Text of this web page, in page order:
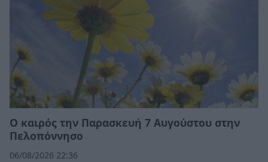
Ο καιρός την Παρασκευή 7 Αυγούστου στην
Πελοπόννησο
06/08/2026 22:36